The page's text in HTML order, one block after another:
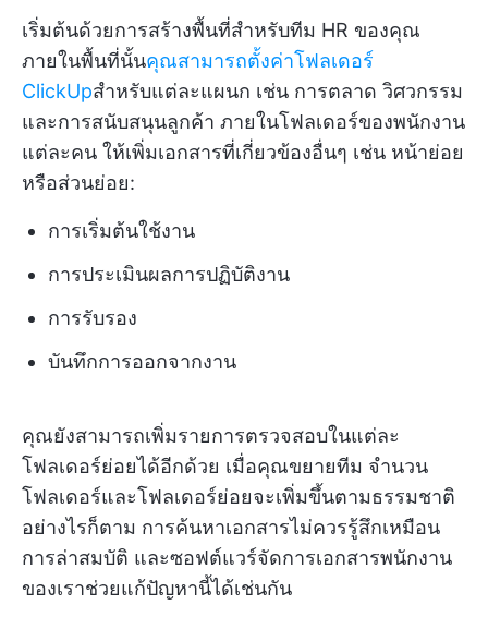
เริ่มต้นด้วยการสร้างพื้นที่สำหรับทีม HR ของคุณ
ภายในพื้นที่นั้นคุณสามารถตั้งค่าโฟลเดอร์
ClickUpสำหรับแต่ละแผนก เช่น การตลาด วิศวกรรม
และการสนับสนุนลูกค้า ภายในโฟลเดอร์ของพนักงาน
แต่ละคน ให้เพิ่มเอกสารที่เกี่ยวข้องอื่นๆ เช่น หน้าย่อย
หรือส่วนย่อย:
การเริ่มต้นใช้งาน
การประเมินผลการปฏิบัติงาน
การรับรอง
บันทึกการออกจากงาน
คุณยังสามารถเพิ่มรายการตรวจสอบในแต่ละ
โฟลเดอร์ย่อยได้อีกด้วย เมื่อคุณขยายทีม จำนวน
โฟลเดอร์และโฟลเดอร์ย่อยจะเพิ่มขึ้นตามธรรมชาติ
อย่างไรก็ตาม การค้นหาเอกสารไม่ควรรู้สึกเหมือน
การล่าสมบัติ และซอฟต์แวร์จัดการเอกสารพนักงาน
ของเราช่วยแก้ปัญหานี้ได้เช่นกัน